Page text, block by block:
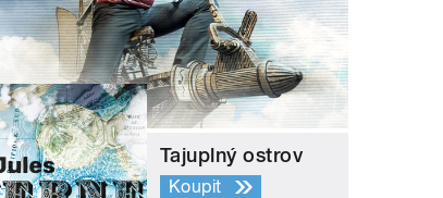
Tajuplný ostrov
Koupit